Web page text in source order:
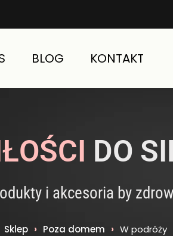
BLOG KONTAKT
DO
i akcesoria by
Sklep › Poza domem › W podróży